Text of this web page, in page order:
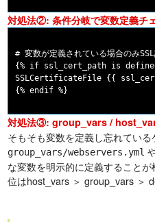
対処法②: 条件分岐で変数定義チ
# 変数が定義されている場合のみ
{% if ssl_cert_path is
SSLCertificateFile {{
対処法③: group_vars /
そもそも変数を定義し忘れている
group_vars/webservers.yml
な変数を明示的に定義すること
位はhost_vars ＞ group_vars ＞